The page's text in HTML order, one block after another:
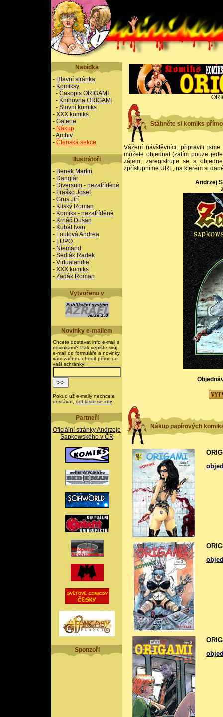
Nabídka
- Hlavní stránka
- Komiksy
- Časopis ORIGAMI
- Knihovna ORIGAMI
- Slovní komiks
- XXX komiks
- Galerie
- Nákup
-Archiv
- Členská sekce
Ilustrátoři
- Benek Martin
- Danglár
- Diversum - nezatříděné
- Fraško Josef
- Grus Jiří
- Kliský Roman
- Komiks - nezatříděné
- Krnáč Dušan
- Kubát Ivan
- Loulová Andrea
- LUPO
- Niemand
- Sedlák Radek
- Virtualandie
- XXX komiks
- Zadák Roman
Vytvořeno v
Novinky e-mailem
Chcete dostávat info e-mail s
novinkami? Pak vepište svůj
e-mail do formuláře a novinky
vám začnou chodit přímo do
vaší schránky!
Pokud už e-maily nechcete
dostávat, odhlaste se zde
Partneři
Oficiální stránky Andrzeje
Sapkowského v ČR
Sponzoři
Stáhněte si komiks
Vážení návštěvníci, připravili
můžete objednat (zatím pouze
zájem, zaregistrujte se a
zpřístupníme URL, na kterém si
Andrzej
Nákup papírových